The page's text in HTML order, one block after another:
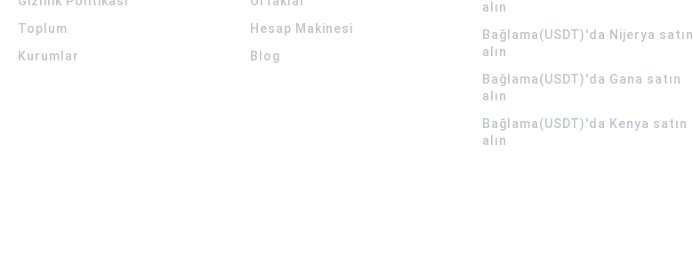
Toplum
Kurumlar
Hesap Makinesi
Blog
alın
Bağlama(USDT)'da Nijerya satın
alın
Bağlama(USDT)'da Gana satın
alın
Bağlama(USDT)'da Kenya satın
alın